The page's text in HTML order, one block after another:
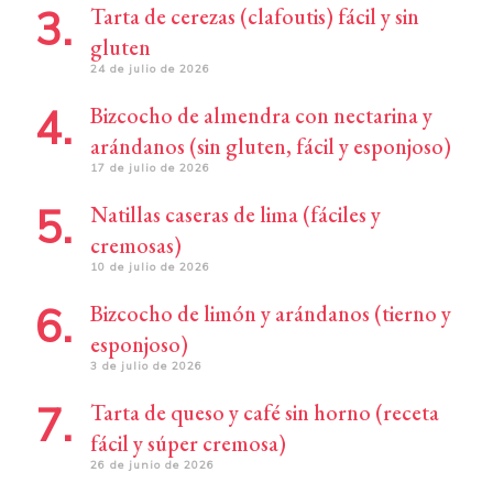
Tarta de cerezas (clafoutis) fácil y sin
gluten
24 de julio de 2026
Bizcocho de almendra con nectarina y
arándanos (sin gluten, fácil y esponjoso)
17 de julio de 2026
Natillas caseras de lima (fáciles y
cremosas)
10 de julio de 2026
Bizcocho de limón y arándanos (tierno y
esponjoso)
3 de julio de 2026
Tarta de queso y café sin horno (receta
fácil y súper cremosa)
26 de junio de 2026